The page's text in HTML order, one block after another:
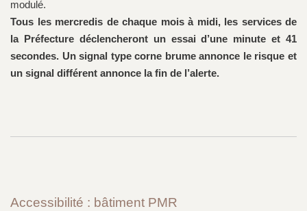
modulé.
Tous les mercredis de chaque mois à midi, les services de
la Préfecture déclencheront un essai d’une minute et 41
secondes. Un signal type corne brume annonce le risque et
un signal différent annonce la fin de l’alerte.
Accessibilité : bâtiment PMR